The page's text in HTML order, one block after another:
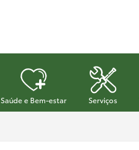
Saúde e Bem-estar Serviços